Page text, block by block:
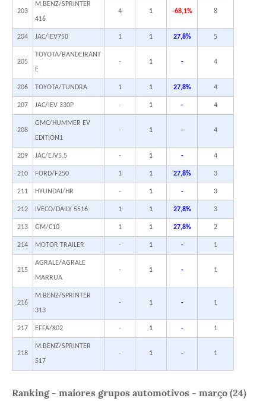
203
M.BENZ/SPRINTER
416
4 1 -68,1% 8
204 JAC/IEV750 1 1 27,8% 5
205
TOYOTA/BANDEIRANT
E
- 1 - 4
206 TOYOTA/TUNDRA 1 1 27,8% 4
207 JAC/IEV 330P - 1 - 4
208
GMC/HUMMER EV
EDITION1
- 1 - 4
209 JAC/EJV5.5 - 1 - 4
210 FORD/F250 1 1 27,8% 3
211 HYUNDAI/HR - 1 - 3
212 IVECO/DAILY 5516 1 1 27,8% 3
213 GM/C10 1 1 27,8% 2
214 MOTOR TRAILER - 1 - 1
215
AGRALE/AGRALE
MARRUA
- 1 - 1
216
M.BENZ/SPRINTER
313
- 1 - 1
217 EFFA/K02 - 1 - 1
218
M.BENZ/SPRINTER
517
- 1 - 1
Ranking - maiores grupos automotivos - março (24)